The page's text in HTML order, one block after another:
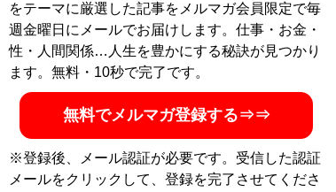
をテーマに厳選した記事をメルマガ会員限定で毎
週金曜日にメールでお届けします。仕事・お金・
性・人間関係…人生を豊かにする秘訣が見つかり
ます。無料・10秒で完了です。
無料でメルマガ登録する⇒⇒
※登録後、メール認証が必要です。受信した認証
メールをクリックして、登録を完了させてくださ